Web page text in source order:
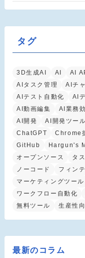
タグ
3D生成AI AI AI
AIタスク管理
AIチ
AIテスト自動化
AI
AI動画編集
AI業務
AI開発
AI開発ツール
ChatGPT
Chrome
GitHub
Hargun's
オープンソース
タ
ノーコード
フィン
マーケティングツール
ワークフロー自動化
無料ツール
生産性
最新のコラム